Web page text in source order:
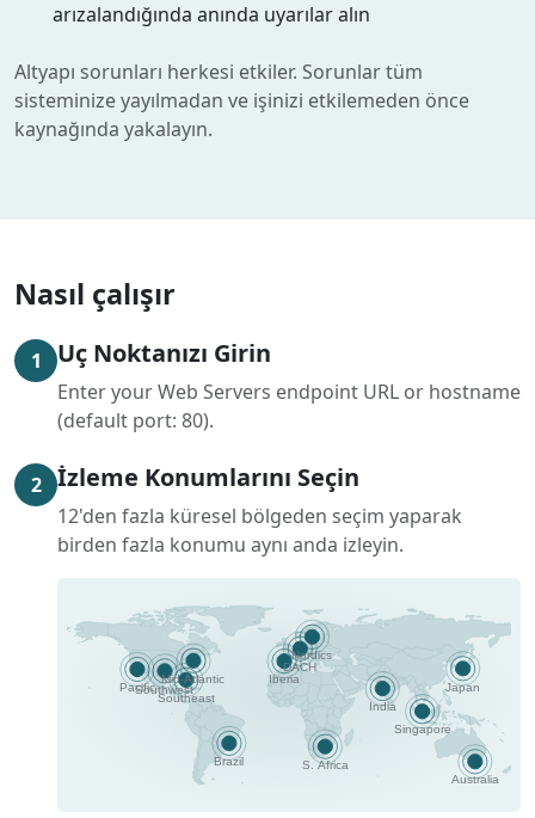
arızalandığında anında uyarılar alın
Altyapı sorunları herkesi etkiler. Sorunlar tüm
sisteminize yayılmadan ve işinizi etkilemeden önce
kaynağında yakalayın.
Nasıl çalışır
1 Uç Noktanızı Girin
Enter your Web Servers endpoint URL or hostname
(default port: 80).
2 İzleme Konumlarını Seçin
12'den fazla küresel bölgeden seçim yaparak
birden fazla konumu aynı anda izleyin.